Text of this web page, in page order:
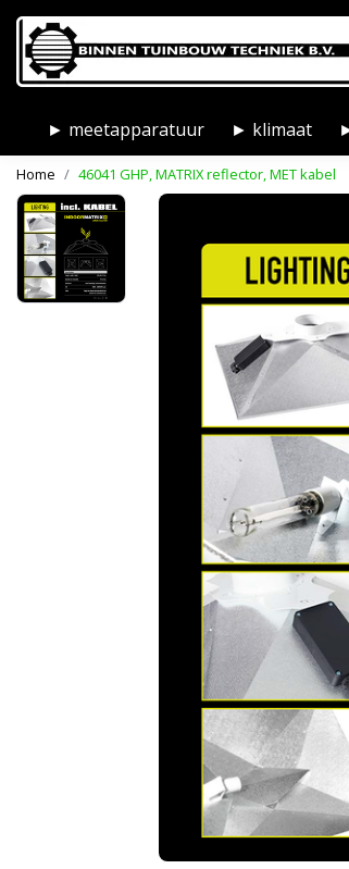
► meetapparatuur ► klimaat
Home 46041 GHP, MATRIX reflector, MET kabel